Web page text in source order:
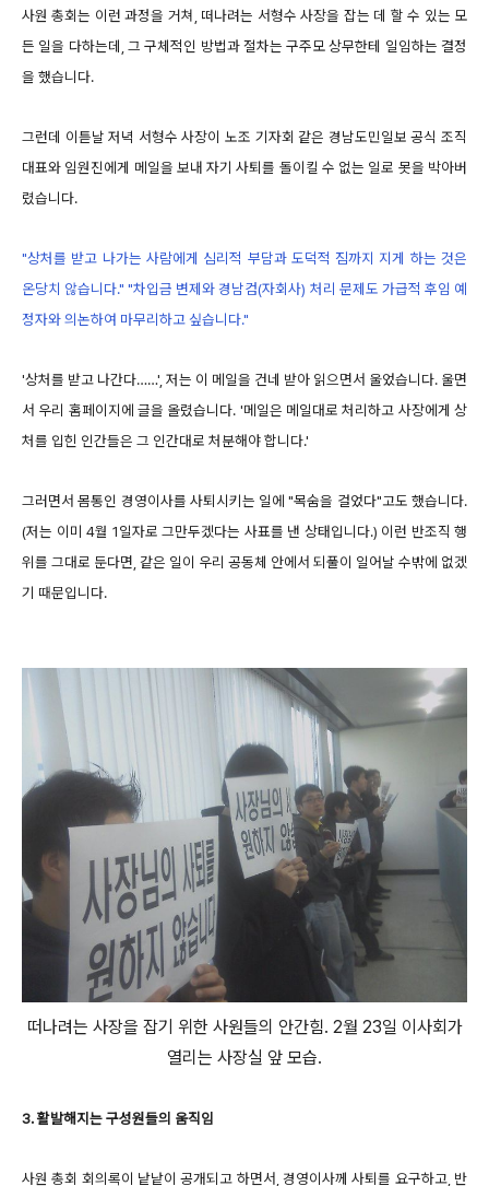
사원 총회는 이런 과정을 거쳐, 떠나려는 서형수 사장을 잡는 데 할 수 있는 모
든 일을 다하는데, 그 구체적인 방법과 절차는 구주모 상무한테 일임하는 결정
을 했습니다.
그런데 이튿날 저녁 서형수 사장이 노조 기자회 같은 경남도민일보 공식 조직
대표와 임원진에게 메일을 보내 자기 사퇴를 돌이킬 수 없는 일로 못을 박아버
렸습니다.
"상처를 받고 나가는 사람에게 심리적 부담과 도덕적 짐까지 지게 하는 것은
온당치 않습니다." "차입금 변제와 경남컴(자회사) 처리 문제도 가급적 후임 예
정자와 의논하여 마무리하고 싶습니다."
'상처를 받고 나간다……', 저는 이 메일을 건네 받아 읽으면서 울었습니다. 울면
서 우리 홈페이지에 글을 올렸습니다. '메일은 메일대로 처리하고 사장에게 상
처를 입힌 인간들은 그 인간대로 처분해야 합니다.'
그러면서 몸통인 경영이사를 사퇴시키는 일에 "목숨을 걸었다"고도 했습니다.
(저는 이미 4월 1일자로 그만두겠다는 사표를 낸 상태입니다.) 이런 반조직 행
위를 그대로 둔다면, 같은 일이 우리 공동체 안에서 되풀이 일어날 수밖에 없겠
기 때문입니다.
떠나려는 사장을 잡기 위한 사원들의 안간힘. 2월 23일 이사회가
열리는 사장실 앞 모습.
3. 활발해지는 구성원들의 움직임
사원 총회 회의록이 낱낱이 공개되고 하면서, 경영이사께 사퇴를 요구하고, 반